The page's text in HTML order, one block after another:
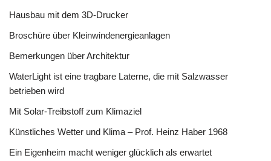
Hausbau mit dem 3D-Drucker
Broschüre über Kleinwindenergieanlagen
Bemerkungen über Architektur
WaterLight ist eine tragbare Laterne, die mit Salzwasser
betrieben wird
Mit Solar-Treibstoff zum Klimaziel
Künstliches Wetter und Klima – Prof. Heinz Haber 1968
Ein Eigenheim macht weniger glücklich als erwartet